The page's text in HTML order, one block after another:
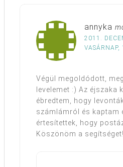
annyka
2011.
VASÁRNAP,
Végül megoldódott,
levelemet :) Az éjszaka
ébredtem, hogy
számlámról és kaptam
értesítettek, hogy
Köszönöm a segítséget!